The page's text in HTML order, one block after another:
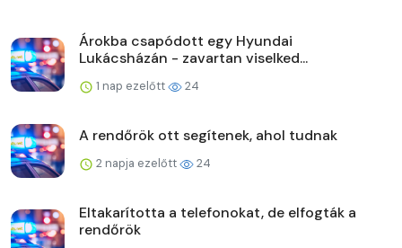
Árokba csapódott egy Hyundai
Lukácsházán - zavartan viselked...
1 nap ezelőtt 24
A rendőrök ott segítenek, ahol tudnak
2 napja ezelőtt 24
Eltakarította a telefonokat, de elfogták a
rendőrök